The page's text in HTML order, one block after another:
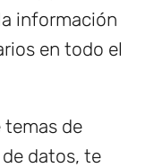
información
en todo el
temas de
datos, te